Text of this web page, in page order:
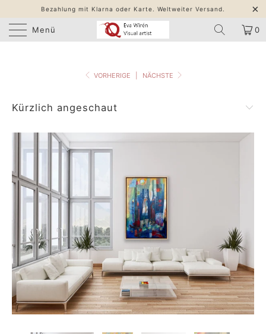
Bezahlung mit Klarna oder Karte. Weltweiter Versand.
Menü 0
VORHERIGE NÄCHSTE
Kürzlich angeschaut